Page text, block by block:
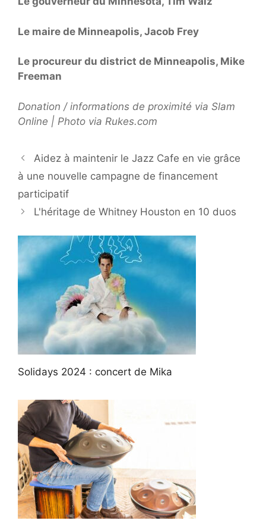
Le maire de Minneapolis, Jacob Frey
Le procureur du district de Minneapolis, Mike
Freeman
Donation / informations de proximité via Slam
Online | Photo via Rukes.com
Aidez à maintenir le Jazz Cafe en vie grâce
à une nouvelle campagne de financement
participatif
L'héritage de Whitney Houston en 10 duos
Solidays 2024 : concert de Mika